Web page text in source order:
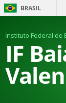
BRASIL
Instituto Federal de
IF